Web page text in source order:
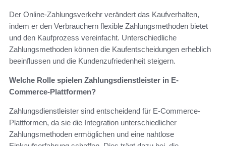
Der Online-Zahlungsverkehr verändert das Kaufverhalten,
indem er den Verbrauchern flexible Zahlungsmethoden bietet
und den Kaufprozess vereinfacht. Unterschiedliche
Zahlungsmethoden können die Kaufentscheidungen erheblich
beeinflussen und die Kundenzufriedenheit steigern.
Welche Rolle spielen Zahlungsdienstleister in E-
Commerce-Plattformen?
Zahlungsdienstleister sind entscheidend für E-Commerce-
Plattformen, da sie die Integration unterschiedlicher
Zahlungsmethoden ermöglichen und eine nahtlose